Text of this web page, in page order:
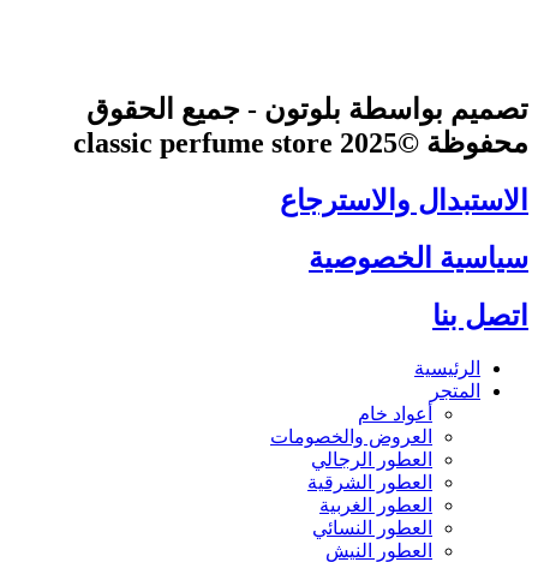
تصميم بواسطة بلوتون - جميع الحقوق
محفوظة ©2025 classic perfume store
الاستبدال والاسترجاع
سياسية الخصوصية
اتصل بنا
الرئيسية
المتجر
أعواد خام
العروض والخصومات
العطور الرجالي
العطور الشرقية
العطور الغربية
العطور النسائي
العطور النيش